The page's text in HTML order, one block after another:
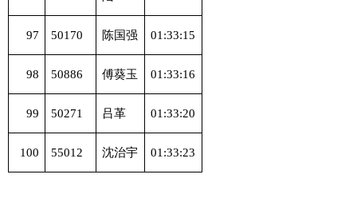
97 50170 陈国强 01:33:15
98 50886 傅葵玉 01:33:16
99 50271 吕革 01:33:20
100 55012 沈治宇 01:33:23